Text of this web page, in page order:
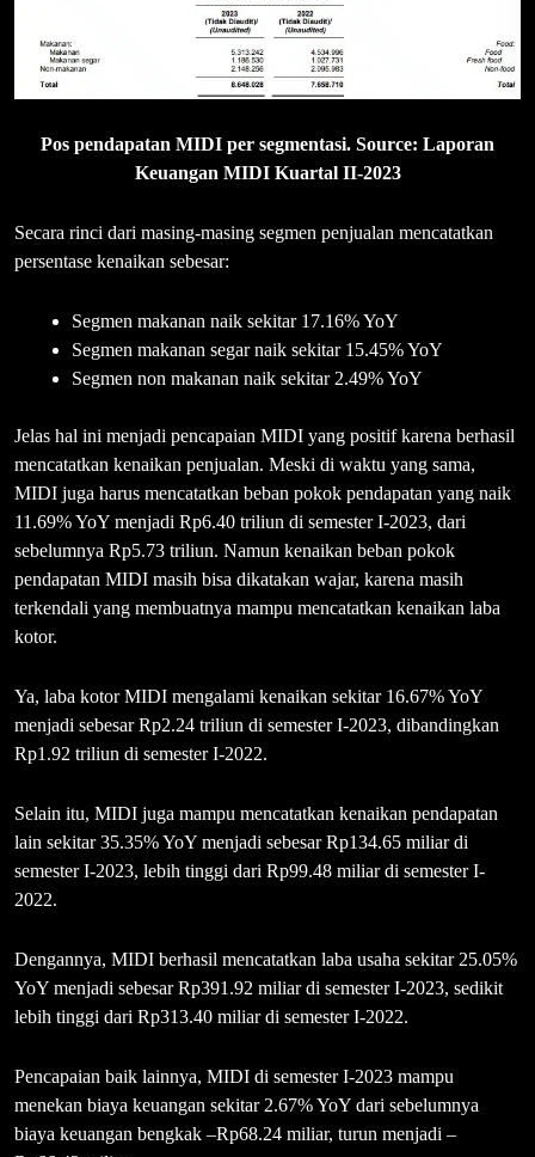
Pos pendapatan MIDI per segmentasi. Source: Laporan
Keuangan MIDI Kuartal II-2023
Secara rinci dari masing-masing segmen penjualan mencatatkan
persentase kenaikan sebesar:
Segmen makanan naik sekitar 17.16% YoY
Segmen makanan segar naik sekitar 15.45% YoY
Segmen non makanan naik sekitar 2.49% YoY
Jelas hal ini menjadi pencapaian MIDI yang positif karena berhasil
mencatatkan kenaikan penjualan. Meski di waktu yang sama,
MIDI juga harus mencatatkan beban pokok pendapatan yang naik
11.69% YoY menjadi Rp6.40 triliun di semester I-2023, dari
sebelumnya Rp5.73 triliun. Namun kenaikan beban pokok
pendapatan MIDI masih bisa dikatakan wajar, karena masih
terkendali yang membuatnya mampu mencatatkan kenaikan laba
kotor.
Ya, laba kotor MIDI mengalami kenaikan sekitar 16.67% YoY
menjadi sebesar Rp2.24 triliun di semester I-2023, dibandingkan
Rp1.92 triliun di semester I-2022.
Selain itu, MIDI juga mampu mencatatkan kenaikan pendapatan
lain sekitar 35.35% YoY menjadi sebesar Rp134.65 miliar di
semester I-2023, lebih tinggi dari Rp99.48 miliar di semester I-
2022.
Dengannya, MIDI berhasil mencatatkan laba usaha sekitar 25.05%
YoY menjadi sebesar Rp391.92 miliar di semester I-2023, sedikit
lebih tinggi dari Rp313.40 miliar di semester I-2022.
Pencapaian baik lainnya, MIDI di semester I-2023 mampu
menekan biaya keuangan sekitar 2.67% YoY dari sebelumnya
biaya keuangan bengkak –Rp68.24 miliar, turun menjadi –